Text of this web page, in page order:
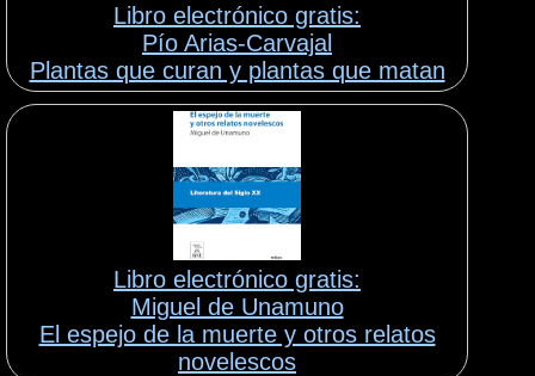
Libro electrónico gratis:
Pío Arias-Carvajal
Plantas que curan y plantas que matan
Libro electrónico gratis:
Miguel de Unamuno
El espejo de la muerte y otros relatos
novelescos